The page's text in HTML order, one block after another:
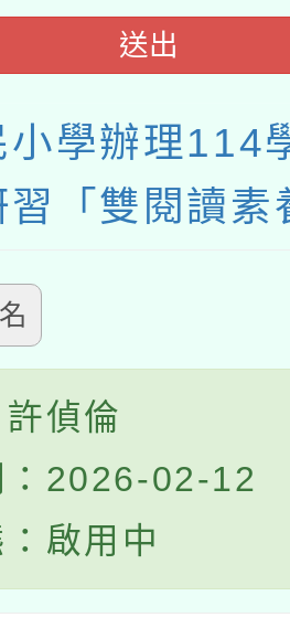
送出
小學辦理114
習「雙閱讀素
偵倫
：2026-02-12
啟用中